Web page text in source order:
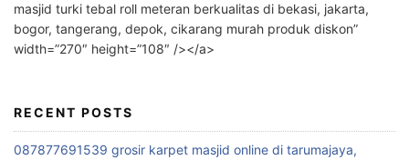
masjid turki tebal roll meteran berkualitas di bekasi, jakarta,
bogor, tangerang, depok, cikarang murah produk diskon”
width=”270″ height=”108″ /></a>
RECENT POSTS
087877691539 grosir karpet masjid online di tarumajaya,